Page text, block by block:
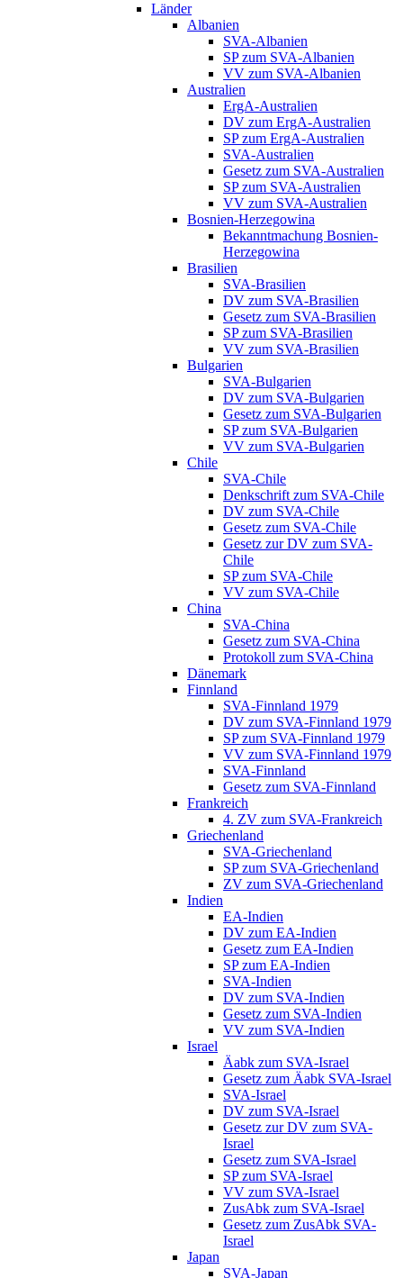
Länder
Albanien
SVA-Albanien
SP zum SVA-Albanien
VV zum SVA-Albanien
Australien
ErgA-Australien
DV zum ErgA-Australien
SP zum ErgA-Australien
SVA-Australien
Gesetz zum SVA-Australien
SP zum SVA-Australien
VV zum SVA-Australien
Bosnien-Herzegowina
Bekanntmachung Bosnien-
Herzegowina
Brasilien
SVA-Brasilien
DV zum SVA-Brasilien
Gesetz zum SVA-Brasilien
SP zum SVA-Brasilien
VV zum SVA-Brasilien
Bulgarien
SVA-Bulgarien
DV zum SVA-Bulgarien
Gesetz zum SVA-Bulgarien
SP zum SVA-Bulgarien
VV zum SVA-Bulgarien
Chile
SVA-Chile
Denkschrift zum SVA-Chile
DV zum SVA-Chile
Gesetz zum SVA-Chile
Gesetz zur DV zum SVA-
Chile
SP zum SVA-Chile
VV zum SVA-Chile
China
SVA-China
Gesetz zum SVA-China
Protokoll zum SVA-China
Dänemark
Finnland
SVA-Finnland 1979
DV zum SVA-Finnland 1979
SP zum SVA-Finnland 1979
VV zum SVA-Finnland 1979
SVA-Finnland
Gesetz zum SVA-Finnland
Frankreich
4. ZV zum SVA-Frankreich
Griechenland
SVA-Griechenland
SP zum SVA-Griechenland
ZV zum SVA-Griechenland
Indien
EA-Indien
DV zum EA-Indien
Gesetz zum EA-Indien
SP zum EA-Indien
SVA-Indien
DV zum SVA-Indien
Gesetz zum SVA-Indien
VV zum SVA-Indien
Israel
Äabk zum SVA-Israel
Gesetz zum Äabk SVA-Israel
SVA-Israel
DV zum SVA-Israel
Gesetz zur DV zum SVA-
Israel
Gesetz zum SVA-Israel
SP zum SVA-Israel
VV zum SVA-Israel
ZusAbk zum SVA-Israel
Gesetz zum ZusAbk SVA-
Israel
Japan
SVA-Japan